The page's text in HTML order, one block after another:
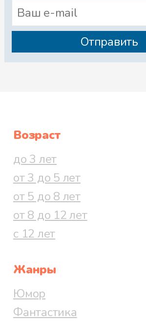
Возраст
до 3 лет
от 3 до 5 лет
от 5 до 8 лет
от 8 до 12 лет
с 12 лет
Жанры
Юмор
Фантастика